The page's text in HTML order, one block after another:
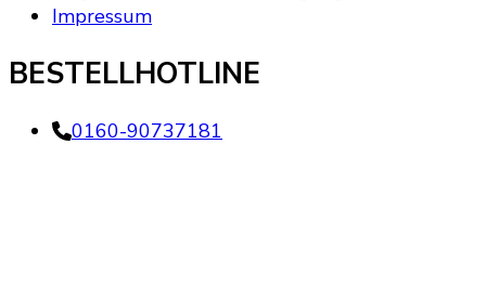
Impressum
BESTELLHOTLINE
0160-90737181